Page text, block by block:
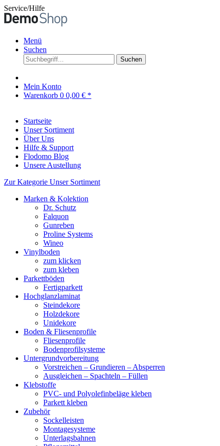
Service/Hilfe
Menü
Suchen
Suchen
Mein Konto
Warenkorb 0 0,00 € *
Startseite
Unser Sortiment
Über Uns
Hilfe & Support
Flodomo Blog
Unsere Austellung
Zur Kategorie Unser Sortiment
Marken & Kolektion
Dr. Schutz
Falquon
Gunreben
Proline Systems
Wineo
Vinylboden
zum klicken
zum kleben
Parkettböden
Fertigparkett
Hochglanzlaminat
Steindekore
Holzdekore
Unidekore
Boden & Fliesenprofile
Fliesenprofile
Bodenprofilsysteme
Untergrundvorbereitung
Vorstreichen – Grundieren – Absperren
Ausgleichen – Spachteln – Füllen
Klebstoffe
PVC- und Polyolefinbeläge kleben
Parkett kleben
Zubehör
Sockelleisten
Montagesysteme
Unterlagsbahnen